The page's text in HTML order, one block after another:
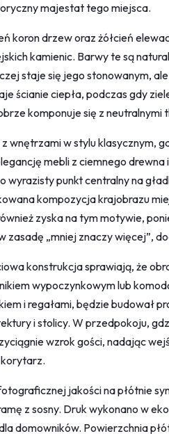
majestat tego miejsca.
koron drzew oraz żółcień
kamienic. Barwy te są
staje się jego stonowanym,
ścianie ciepła, podczas gdy
komponuje się z neutralnymi
wnętrzami w stylu klasycznym,
mebli z ciemnego
wyrazisty punkt centralny na
kompozycja krajobrazu
zyska na tym motywie,
zasadę „mniej znaczy więcej”,
konstrukcja sprawiają, że
wypoczynkowym lub
i regałami, będzie budował
i stolicy. W przedpokoju,
wzrok gości, nadając
jakości na płótnie
z sosny. Druk wykonano w
domowników. Powierzchnia